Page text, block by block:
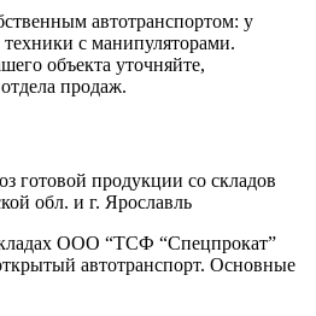
автотранспортом: у
техники с манипуляторами.
объекта уточняйте,
продаж.
готовой продукции со складов
обл. и г. Ярославль
ООО “ТСФ “Спецпрокат”
автотранспорт. Основные